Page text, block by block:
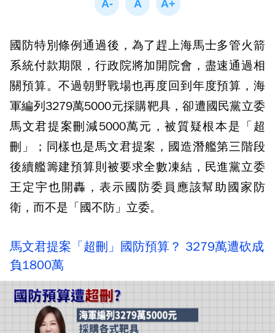
國防特別條例通過後，為了趕上海馬士多管火箭
系統付款期限，行政院將加開院會，盡速通過相
關預算。不過朝野戰場也再度回到年度預算，海
軍編列3279萬5000元採購靶具，卻遭國民黨立委
馬文君提案刪減5000萬元，被質疑根本是「超
刪」；同樣也是馬文君提案，國造潛艦第三階段
後續艦籌建預算則被要求全數凍結，民進黨立委
王定宇也開轟，表示國防委員應該幫助國家防
衛，而不是「國不防」立委。
馬文君提案「超刪」國防預算？ 3279萬遭砍成
負1800萬